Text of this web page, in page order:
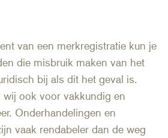
van een merkregistratie kun je
die misbruik maken van het
bij als dit het geval is.
ook voor vakkundig en
Onderhandelingen en
vaak rendabeler dan de weg